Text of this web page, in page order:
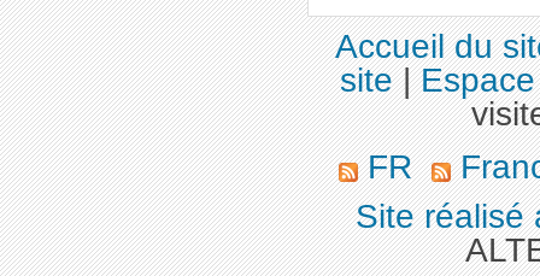
Accueil du
site|
FR
Site réalisé